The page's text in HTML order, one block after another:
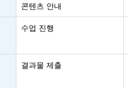
콘텐츠 안내
수업 진행
결과물 제출